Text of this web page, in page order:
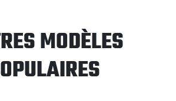
MODÈLES